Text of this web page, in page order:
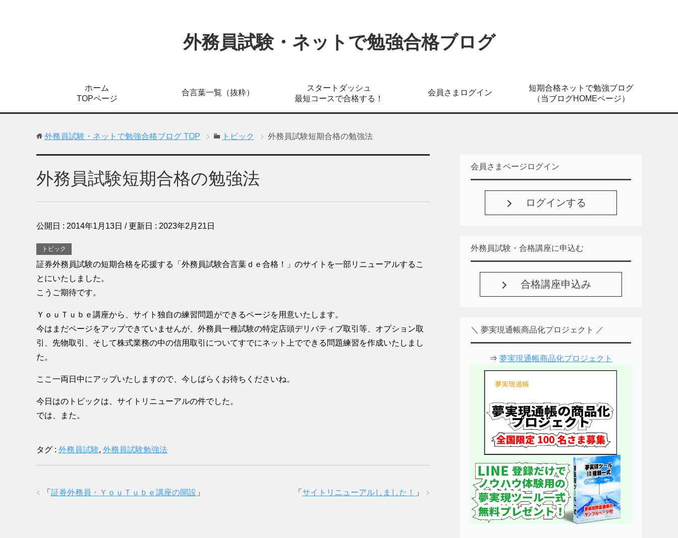
外務員試験・ネットで勉強合格ブログ
ホーム
TOPページ
合言葉一覧（抜粋）
スタートダッシュ
最短コースで合格する！
会員さまログイン
短期合格ネットで勉強ブログ
（当ブログHOMEページ）
外務員試験・ネットで勉強合格ブログ TOP トピック 外務員試験短期合格の勉強法
外務員試験短期合格の勉強法
公開日 : 2014年1月13日 / 更新日 : 2023年2月21日
トピック
証券外務員試験の短期合格を応援する「外務員試験合言葉ｄｅ合格！」のサイトを一部リニューアルするこ
とにいたしました。
こうご期待です。
ＹｏｕＴｕｂｅ講座から、サイト独自の練習問題ができるページを用意いたします。
今はまだページをアップできていませんが、外務員一種試験の特定店頭デリバティブ取引等、オプション取
引、先物取引、そして株式業務の中の信用取引についてすでにネット上でできる問題練習を作成いたしまし
た。
ここ一両日中にアップいたしますので、今しばらくお待ちくださいね。
今日はのトピックは、サイトリニューアルの件でした。
では、また。
タグ : 外務員試験, 外務員試験勉強法
「 サイトリニューアルしました！ 」
「 証券外務員・ＹｏｕＴｕｂｅ講座の開設 」
会員さまページログイン
ログインする
外務員試験・合格講座に申込む
合格講座申込み
＼ 夢実現通帳商品化プロジェクト ／
⇒ 夢実現通帳商品化プロジェクト